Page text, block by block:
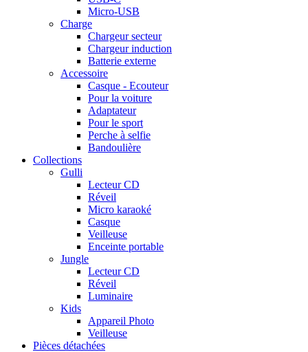
Micro-USB
Charge
Chargeur secteur
Chargeur induction
Batterie externe
Accessoire
Casque - Ecouteur
Pour la voiture
Adaptateur
Pour le sport
Perche à selfie
Bandoulière
Collections
Gulli
Lecteur CD
Réveil
Micro karaoké
Casque
Veilleuse
Enceinte portable
Jungle
Lecteur CD
Réveil
Luminaire
Kids
Appareil Photo
Veilleuse
Pièces détachées